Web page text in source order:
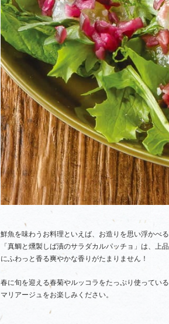
鮮魚を味わうお料理といえば、お造りを思い浮かべ
「真鯛と燻製しば漬のサラダカルパッチョ」は、
にふわっと香る爽やかな香りがたまりません！
春に旬を迎える春菊やルッコラをたっぷり使ってい
マリアージュをお楽しみください。